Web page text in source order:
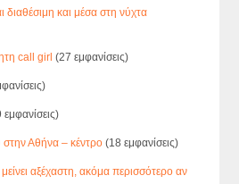
διαθέσιμη και μέσα στη νύχτα
call girl (27 εμφανίσεις)
εμφανίσεις)
Αθήνα – κέντρο (18 εμφανίσεις)
αξέχαστη, ακόμα περισσότερο αν